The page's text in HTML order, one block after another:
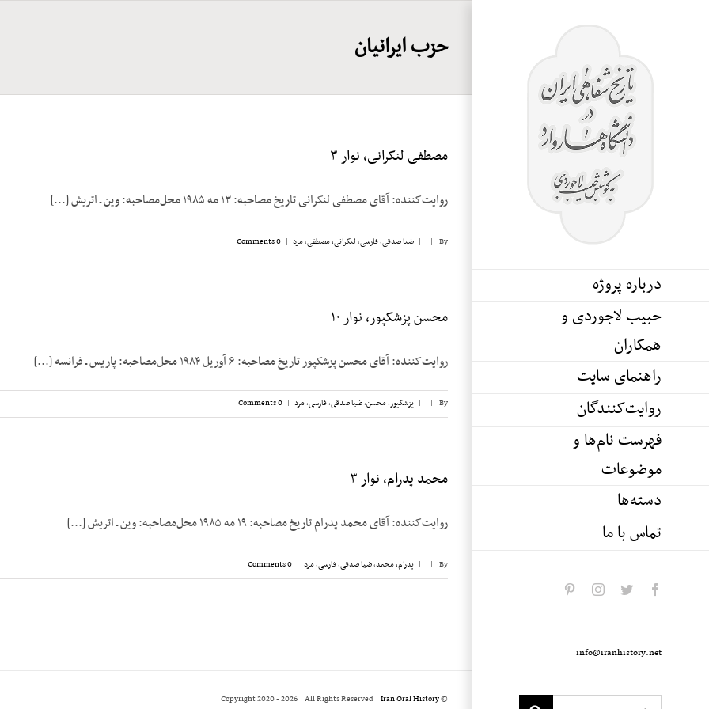
درباره پروژه
حبیب لاجوردی و
همکاران
راهنمای سایت
روایت‌کنندگان
فهرست نام‌ها و
موضوعات
دسته‌ها
تماس با ما
facebook
twitter
instagram
info@iranhistory.net
حزب ایرانیان
مصطفی لنکرانی، نوار ۳
روایت‌کننده: آقای مصطفی لنکرانی تاریخ مصاحبه: ۱۳ مه ۱۹۸۵ محل‌مصاحبه: وین ـ اتریش [...]
By
|
| ضیا صدقی,فارسی,لنکرانی، مصطفی,مرد |
0 Comments
محسن پزشکپور، نوار ۱۰
روایت‌کننده: آقای محسن پزشک‎پور تاریخ مصاحبه: ۶ آوریل ۱۹۸۴ محل‌مصاحبه: پاریس ـ فرانسه [...]
By
|
| پزشکپور،‌ محسن,ضیا صدقی,فارسی,مرد |
0 Comments
محمد پدرام، نوار ۳
روایت‌کننده: آقای محمد پدرام تاریخ مصاحبه: ۱۹ مه ۱۹۸۵ محل‌مصاحبه: وین ـ اتریش [...]
By
|
| پدرام، محمد,ضیا صدقی,فارسی,مرد |
0 Comments
© Copyright 2020 -
2026 | All Rights Reserved | Iran Oral History